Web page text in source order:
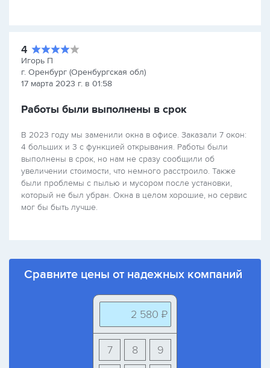
4
Игорь П
г. Оренбург (Оренбургская обл)
17 марта 2023 г. в 01:58
Работы были выполнены в срок
В 2023 году мы заменили окна в офисе. Заказали 7 окон:
4 больших и 3 с функцией открывания. Работы были
выполнены в срок, но нам не сразу сообщили об
увеличении стоимости, что немного расстроило. Также
были проблемы с пылью и мусором после установки,
который не был убран. Окна в целом хорошие, но сервис
мог бы быть лучше.
Сравните цены от надежных компаний
2 580 ₽
9
8
7